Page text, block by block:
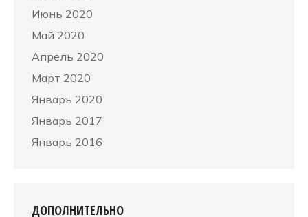
Июнь 2020
Май 2020
Апрель 2020
Март 2020
Январь 2020
Январь 2017
Январь 2016
ДОПОЛНИТЕЛЬНО